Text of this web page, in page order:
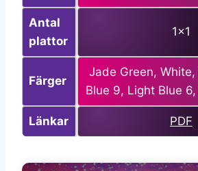
Antal
plattor
1×1
Färger
Jade Green,
Blue 9, Light Blue
Länkar PDF